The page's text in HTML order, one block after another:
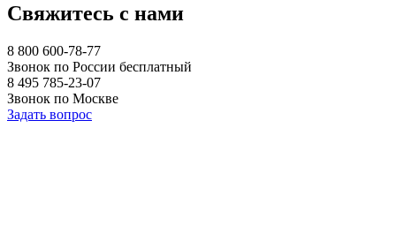
Свяжитесь с нами
8 800 600-78-77
Звонок по России бесплатный
8 495 785-23-07
Звонок по Москве
Задать вопрос